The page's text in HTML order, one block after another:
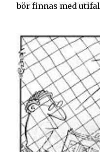
bör finnas med